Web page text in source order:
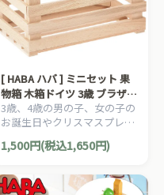
[ HABA ハバ ] ミニセット 果
物箱 木箱ドイツ 3歳 ブラザー
ジョルダン おままごと 食材
ごっこ遊び サックリ 木製
3歳、4歳の男の子、女の子の
お誕生日やクリスマスプレゼ
ントにおすすめの、HABA ハ
バ社 おままごと ミニセット
1,500円(税込1,650円)